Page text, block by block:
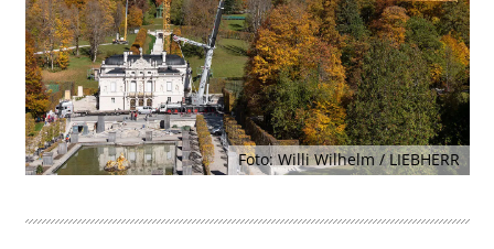
Foto: Willi Wilhelm / LIEBHERR